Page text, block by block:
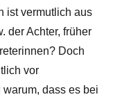
ist vermutlich aus
der Achter, früher
Doch
vor
dass es bei